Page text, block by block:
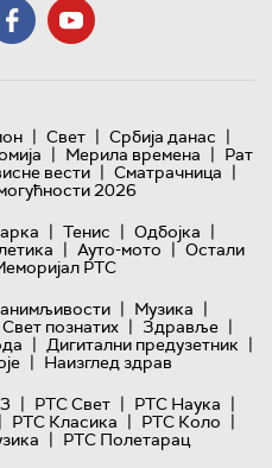
| Свет | Србија данас |
| Мерила времена | Рат
вести | Сматрачница |
2026
| Тенис | Одбојка |
| Ауто-мото | Остали
РТС
| Музика |
Свет познатих | Здравље |
| Дигитални предузетник |
| Наизглед здрав
| РТС Свет | РТС Наука |
| РТС Класика | РТС Коло |
| РТС Полетарац